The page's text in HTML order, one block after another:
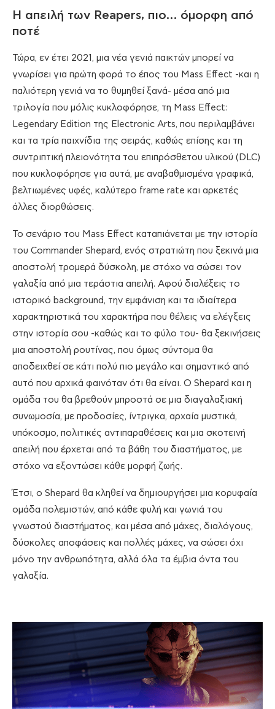
Η απειλή των Reapers, πιο… όμορφη από
ποτέ
Τώρα, εν έτει 2021, μια νέα γενιά παικτών μπορεί να
γνωρίσει για πρώτη φορά το έπος του Mass Effect -και η
παλιότερη γενιά να το θυμηθεί ξανά- μέσα από μια
τριλογία που μόλις κυκλοφόρησε, τη Mass Effect:
Legendary Edition της Electronic Arts, που περιλαμβάνει
και τα τρία παιχνίδια της σειράς, καθώς επίσης και τη
συντριπτική πλειονότητα του επιπρόσθετου υλικού (DLC)
που κυκλοφόρησε για αυτά, με αναβαθμισμένα γραφικά,
βελτιωμένες υφές, καλύτερο frame rate και αρκετές
άλλες διορθώσεις.
Το σενάριο του Mass Effect καταπιάνεται με την ιστορία
του Commander Shepard, ενός στρατιώτη που ξεκινά μια
αποστολή τρομερά δύσκολη, με στόχο να σώσει τον
γαλαξία από μια τεράστια απειλή. Αφού διαλέξεις το
ιστορικό background, την εμφάνιση και τα ιδιαίτερα
χαρακτηριστικά του χαρακτήρα που θέλεις να ελέγξεις
στην ιστορία σου -καθώς και το φύλο του- θα ξεκινήσεις
μια αποστολή ρουτίνας, που όμως σύντομα θα
αποδειχθεί σε κάτι πολύ πιο μεγάλο και σημαντικό από
αυτό που αρχικά φαινόταν ότι θα είναι. Ο Shepard και η
ομάδα του θα βρεθούν μπροστά σε μια διαγαλαξιακή
συνωμοσία, με προδοσίες, ίντριγκα, αρχαία μυστικά,
υπόκοσμο, πολιτικές αντιπαραθέσεις και μια σκοτεινή
απειλή που έρχεται από τα βάθη του διαστήματος, με
στόχο να εξοντώσει κάθε μορφή ζωής.
Έτσι, ο Shepard θα κληθεί να δημιουργήσει μια κορυφαία
ομάδα πολεμιστών, από κάθε φυλή και γωνιά του
γνωστού διαστήματος, και μέσα από μάχες, διαλόγους,
δύσκολες αποφάσεις και πολλές μάχες, να σώσει όχι
μόνο την ανθρωπότητα, αλλά όλα τα έμβια όντα του
γαλαξία.